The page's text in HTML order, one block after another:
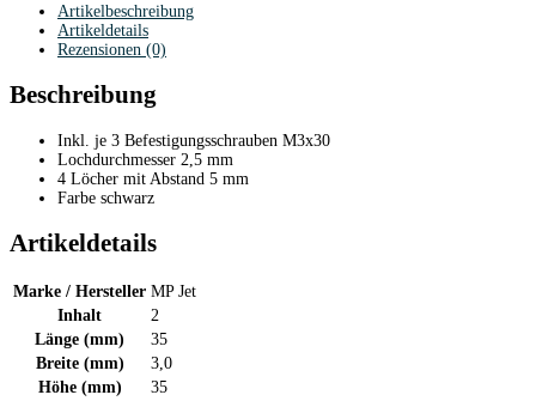
Artikelbeschreibung
Artikeldetails
Rezensionen (0)
Beschreibung
Inkl. je 3 Befestigungsschrauben M3x30
Lochdurchmesser 2,5 mm
4 Löcher mit Abstand 5 mm
Farbe schwarz
Artikeldetails
Marke / Hersteller MP Jet
Inhalt
2
Länge (mm)
35
Breite (mm)
3,0
Höhe (mm)
35